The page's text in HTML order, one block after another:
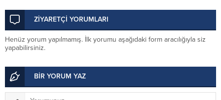
ZİYARETÇİ YORUMLARI
Henüz yorum yapılmamış. İlk yorumu aşağıdaki form aracılığıyla siz
yapabilirsiniz.
BİR YORUM YAZ